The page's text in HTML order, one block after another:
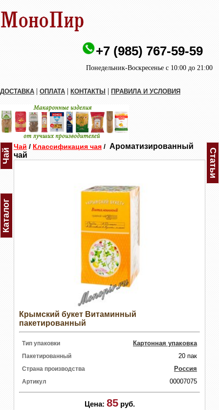
+7 (985) 767-59-59
Понедельник-Воскресенье с 10:00 до 21:00
ДОСТАВКА | ОПЛАТА | КОНТАКТЫ | ПРАВИЛА И УСЛОВИЯ
Чай
Каталог
Чай / Классификация чая / Ароматизированный
чай
Крымский букет Витаминный
пакетированный
Тип упаковки Картонная упаковка
Пакетированный 20 пак
Страна производства Россия
Артикул 00007075
Цена: 85 руб.
Статьи